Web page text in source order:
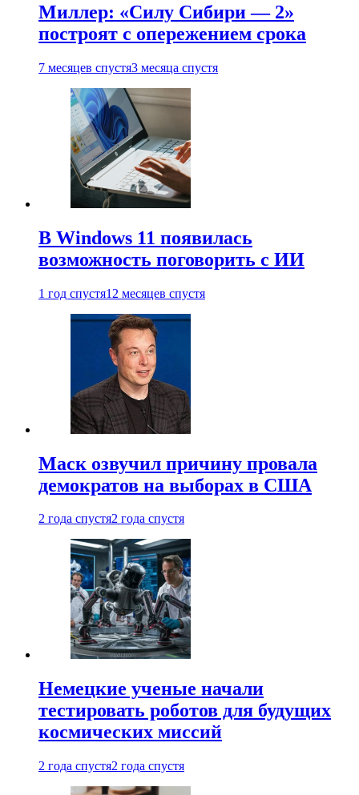
Миллер: «Силу Сибири — 2»
построят с опережением срока
7 месяцев спустя3 месяца спустя
В Windows 11 появилась
возможность поговорить с ИИ
1 год спустя12 месяцев спустя
Маск озвучил причину провала
демократов на выборах в США
2 года спустя2 года спустя
Немецкие ученые начали
тестировать роботов для будущих
космических миссий
2 года спустя2 года спустя